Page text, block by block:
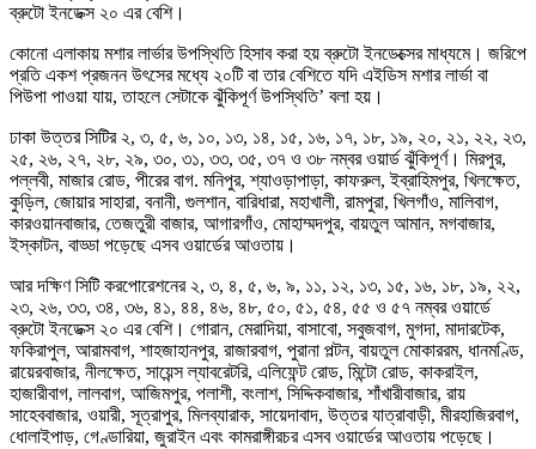
ব্রুটো ইনডেক্স ২০ এর বেশি।
কোনো এলাকায় মশার লার্ভার উপস্থিতি হিসাব করা হয় ব্রুটো ইনডেক্সের মাধ্যমে। জরিপে
প্রতি একশ প্রজনন উৎসের মধ্যে ২০টি বা তার বেশিতে যদি এইডিস মশার লার্ভা বা
পিউপা পাওয়া যায়, তাহলে সেটাকে ঝুঁকিপূর্ণ উপস্থিতি’ বলা হয়।
ঢাকা উত্তর সিটির ২, ৩, ৫, ৬, ১০, ১৩, ১৪, ১৫, ১৬, ১৭, ১৮, ১৯, ২০, ২১, ২২, ২৩,
২৫, ২৬, ২৭, ২৮, ২৯, ৩০, ৩১, ৩৩, ৩৫, ৩৭ ও ৩৮ নম্বর ওয়ার্ড ঝুঁকিপূর্ণ। মিরপুর,
পল্লবী, মাজার রোড, পীরের বাগ. মনিপুর, শ্যাওড়াপাড়া, কাফরুল, ইব্রাহিমপুর, খিলক্ষেত,
কুড়িল, জোয়ার সাহারা, বনানী, গুলশান, বারিধারা, মহাখালী, রামপুরা, খিলগাঁও, মালিবাগ,
কারওয়ানবাজার, তেজতুরী বাজার, আগারগাঁও, মোহাম্মদপুর, বায়তুল আমান, মগবাজার,
ইস্কাটন, বাড্ডা পড়েছে এসব ওয়ার্ডের আওতায়।
আর দক্ষিণ সিটি করপোরেশনের ২, ৩, ৪, ৫, ৬, ৯, ১১, ১২, ১৩, ১৫, ১৬, ১৮, ১৯, ২২,
২৩, ২৬, ৩৩, ৩৪, ৩৬, ৪১, ৪৪, ৪৬, ৪৮, ৫০, ৫১, ৫৪, ৫৫ ও ৫৭ নম্বর ওয়ার্ডে
ব্রুটো ইনডেক্স ২০ এর বেশি। গোরান, মেরাদিয়া, বাসাবো, সবুজবাগ, মুগদা, মাদারটেক,
ফকিরাপুল, আরামবাগ, শাহজাহানপুর, রাজারবাগ, পুরানা পল্টন, বায়তুল মোকাররম, ধানমণ্ডি,
রায়েরবাজার, নীলক্ষেত, সায়েন্স ল্যাবরেটরি, এলিফেন্ট রোড, মিন্টো রোড, কাকরাইল,
হাজারীবাগ, লালবাগ, আজিমপুর, পলাশী, বংলাশ, সিদ্দিকবাজার, শাঁখারীবাজার, রায়
সাহেববাজার, ওয়ারী, সূত্রাপুর, মিলব্যারাক, সায়েদাবাদ, উত্তর যাত্রাবাড়ী, মীরহাজিরবাগ,
ধোলাইপাড়, গেণ্ডারিয়া, জুরাইন এবং কামরাঙ্গীরচর এসব ওয়ার্ডের আওতায় পড়েছে।